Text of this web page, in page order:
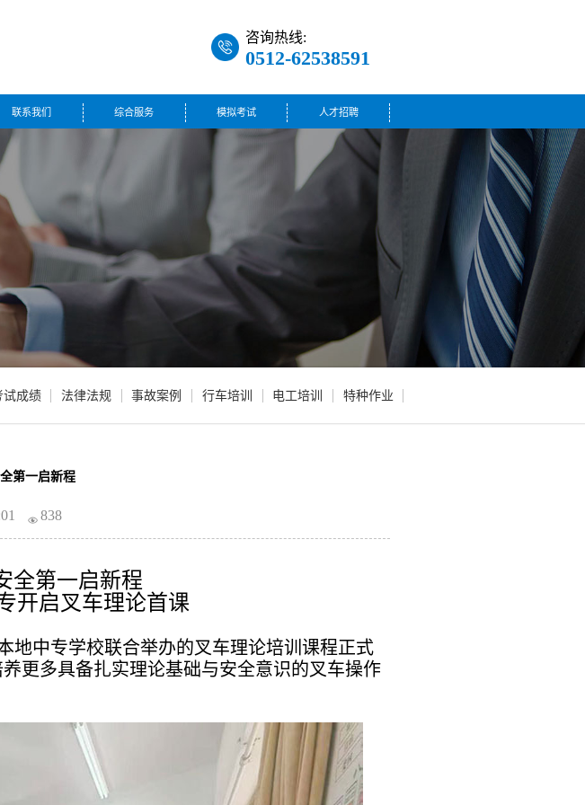
咨询热线:
0512-62538591
咨询热线:
0512-62602980
0512-62602986
联系我们 综合服务 模拟考试 人才招聘
试成绩 法律法规 事故案例 行车培训 电工培训 特种作业
第一启新程
838
全第一启新程
开启叉车理论首课
地中专学校联合举办的叉车理论培训课程正式
更多具备扎实理论基础与安全意识的叉车操作